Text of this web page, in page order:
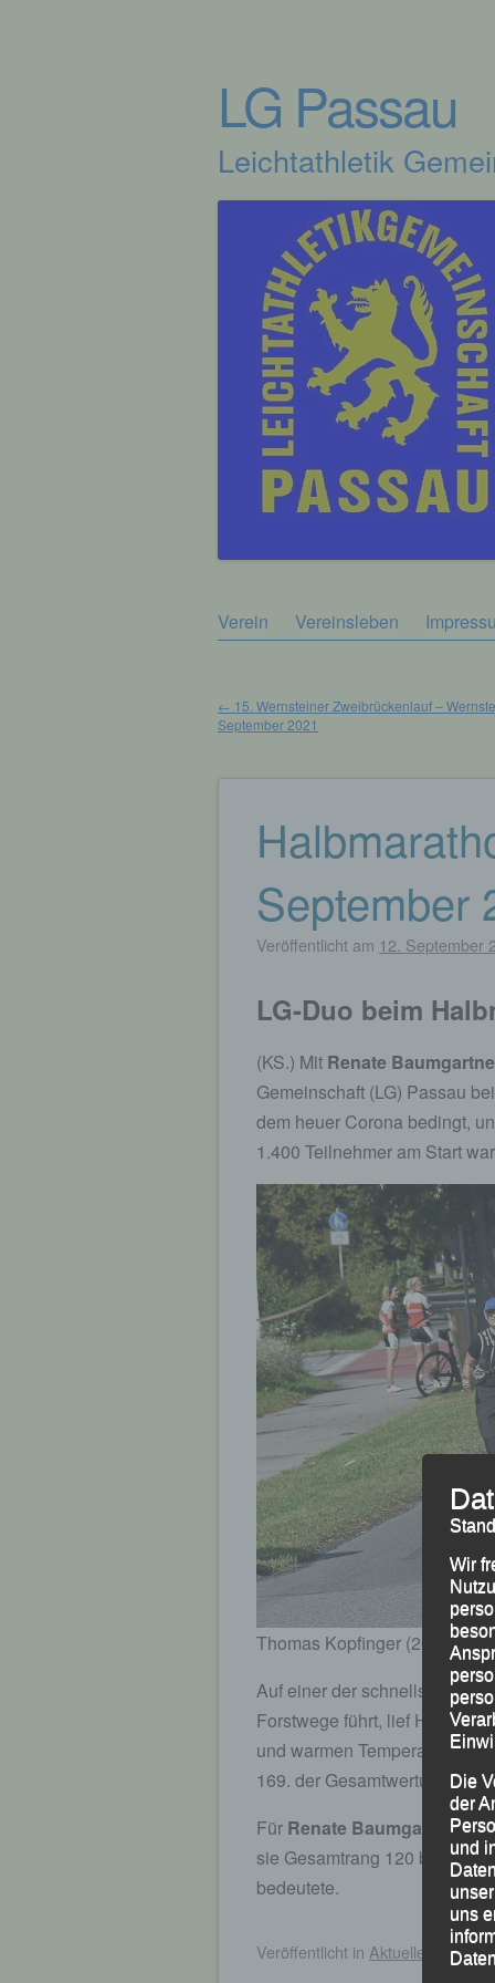
LG Passau
Leichtathletik
Zum
Verein Vereinsleben
← 15. Wernsteiner Zweibrückenlauf –
September 2021
September
Veröffentlicht am 12. September
LG-Duo beim
(KS.) Mit Renate
Gemeinschaft (LG) Passau
dem heuer Corona bedingt,
1.400 Teilnehmer am Start
Thomas Kopfinger (206)
Auf einer der schnellsten
Forstwege führt, lief
und warmen Temperaturen
169. der Gesamtwertung
Für Renate Baumgartner
sie Gesamtrang 120 bei den
bedeutete.
Veröffentlicht in Aktuelles
Wir
Die
der
und
uns